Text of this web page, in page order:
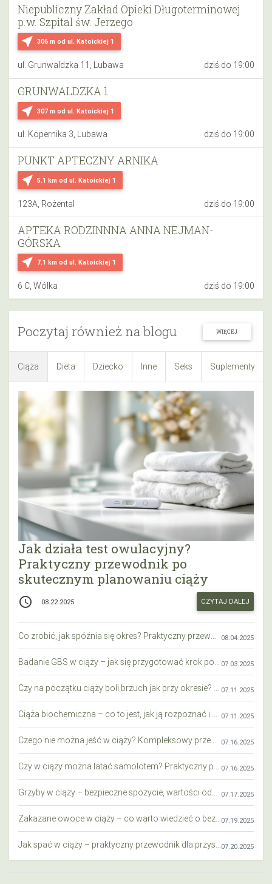
near_me 306 m od ul. Katoickiej 1
Niepubliczny Zakład Opieki Długoterminowej
p.w. Szpital św. Jerzego
ul. Grunwaldzka 11, Lubawa dziś do 19:00
near_me 307 m od ul. Katoickiej 1
GRUNWALDZKA 1
ul. Kopernika 3, Lubawa dziś do 19:00
near_me 5.1 km od ul. Katoickiej 1
PUNKT APTECZNY ARNIKA
123A, Rożental dziś do 19:00
near_me 7.1 km od ul. Katoickiej 1
APTEKA RODZINNNA ANNA NEJMAN-
GÓRSKA
6 C, Wólka dziś do 19:00
Poczytaj również na blogu WIĘCEJ
Ciąża Dieta Dziecko Inne Seks Suplementy
Jak działa test owulacyjny?
Praktyczny przewodnik po
skutecznym planowaniu ciąży
access_time 08.22.2025 CZYTAJ DALEJ
Co zrobić, jak spóźnia się okres? Praktyczny przewodnik krok po kroku 08.04.2025
Badanie GBS w ciąży – jak się przygotować krok po kroku? 07.03.2025
Czy na początku ciąży boli brzuch jak przy okresie? Wyjaśniamy objawy i różnice 07.11.2025
Ciąża biochemiczna – co to jest, jak ją rozpoznać i co warto wiedzieć? 07.11.2025
Czego nie można jeść w ciąży? Kompleksowy przewodnik dla przyszłych mam 07.16.2025
Czy w ciąży można latać samolotem? Praktyczny przewodnik dla przyszłych mam 07.16.2025
Grzyby w ciąży – bezpieczne spożycie, wartości odżywcze i zagrożenia 07.17.2025
Zakazane owoce w ciąży – co warto wiedzieć o bezpieczeństwie diety przyszłej mamy?07.19.2025
Jak spać w ciąży – praktyczny przewodnik dla przyszłych mam07.20.2025